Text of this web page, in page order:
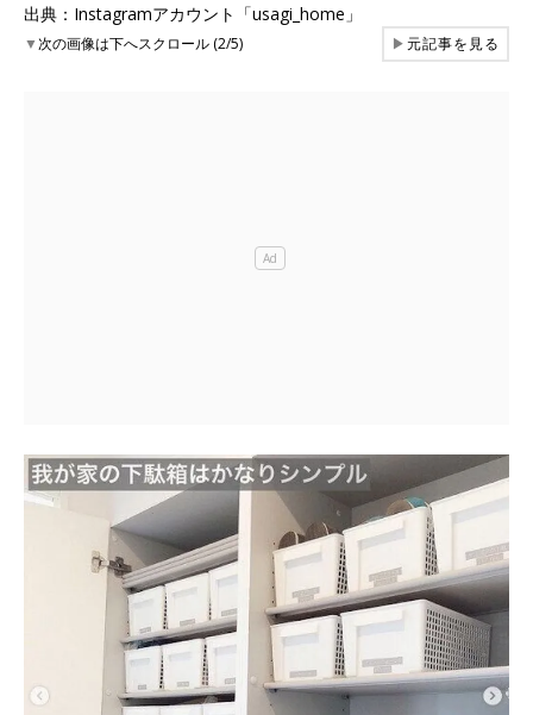
出典：Instagramアカウント「usagi_home」
▼次の画像は下へスクロール (2/5) ▶元記事を見る